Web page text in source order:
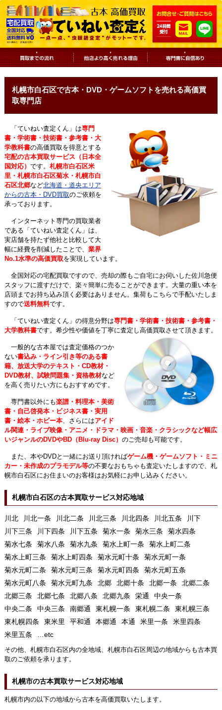
札幌市白石区で古本・DVD・ゲームソフトを売れる高価買
取専門店
「ていねい査定くん」は専門
書・学術書・技術書・参考書・大
学教科書の高価買取を得意とする
宅配の古本買取サービス（日本全
国対応） です。 札幌市白石区米
里・札幌市白石区菊水・札幌市白
石区北郷など北海道・道央エリア
からの古本・DVD買取のご依頼を
承っております。
インターネット専門の買取業者
である「ていねい査定くん」は、
実店舗を持たず他社と比較して大
幅に経費を削減したことで、 業界
No.1水準の高価買取を実現しています。
全国対応の宅配買取ですので、売却の際もご自宅にお伺いした佐川急便
スタッフに渡すだけで、楽々簡単に売ることができます。大量の重い本を
店頭までお持ち込み頂く必要はありません。集荷もこちらで手配いたしま
すので送料無料です。
「ていねい査定くん」の得意分野は専門書・学術書・技術書・参考書・
大学教科書です。希少性や価値を丁寧に査定し高価買取させて頂きます。
一般的な古本屋では査定価格のつか
ない書込み・ライン引き等のある書
籍、放送大学のテキスト・CD教材・
DVD教材、試験問題集・資格教材など
を高く売りたい方にもおすすめです。
専門書以外にも楽譜・料理本・美術
書・自己啓発本・ビジネス書・実用
書・絵本・ホビー本、さらにはアイド
ル関連・ライブ映像・アニメ・ドラマ・映画・音楽・クラシックなど幅広
いジャンルのDVDやBD（Blu-ray Disc） のご売却も可能です。
また、本やDVDと一緒にお送り頂ければゲーム機・ゲームソフト・ミニ
カー・未作成のプラモデル等の不要なおもちゃも査定いたしますので、札
幌市白石区にお住まいのお客様はお気軽にお申し込みください。
札幌市白石区の古本買取サービス対応地域
川北 川北一条 川北二条 川北三条 川北四条 川北五条
川下
川下三条
川下四条 川下五条 菊水一条 菊水三条
菊水四条
菊水七条
菊水八条 菊水九条 菊水上町一条
菊水上町二条
菊水上町三条
菊水上町四条 菊水元町十条
菊水元町一条
菊水元町二条
菊水元町三条 菊水元町四条
菊水元町五条
菊水元町八条
菊水元町九条 北郷 北郷十条 北郷一条
北郷二条
北郷三条
北郷七条 北郷八条 北郷九条 栄通
中央一条
中央二条
中央三条 南郷通 東札幌一条 東札幌二条
東札幌三条
東札幌四条
東米里 平和通 本郷通 本通 米里一条
米里四条
米里五条
…etc
その他、札幌市白石区内の全地域、札幌市白石区周辺の地域からも古本買
取のご依頼を承ります。
札幌市の古本買取サービス対応地域
札幌市内の以下の地域から古本を高価買取いたします。